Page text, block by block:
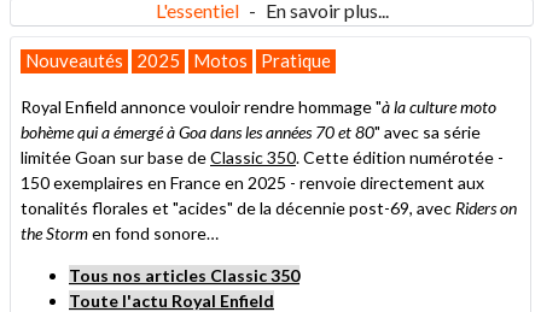
L'essentiel - En savoir plus...
Nouveautés 2025 Motos Pratique
Royal Enfield annonce vouloir rendre hommage "à la culture moto
bohème qui a émergé à Goa dans les années 70 et 80" avec sa série
limitée Goan sur base deClassic 350. Cette édition numérotée -
150 exemplaires en France en 2025 - renvoie directement aux
tonalités florales et "acides" de la décennie post-69, avec Riders on
the Stormen fond sonore…
Tous nos articles Classic 350
Toute l'actu Royal Enfield